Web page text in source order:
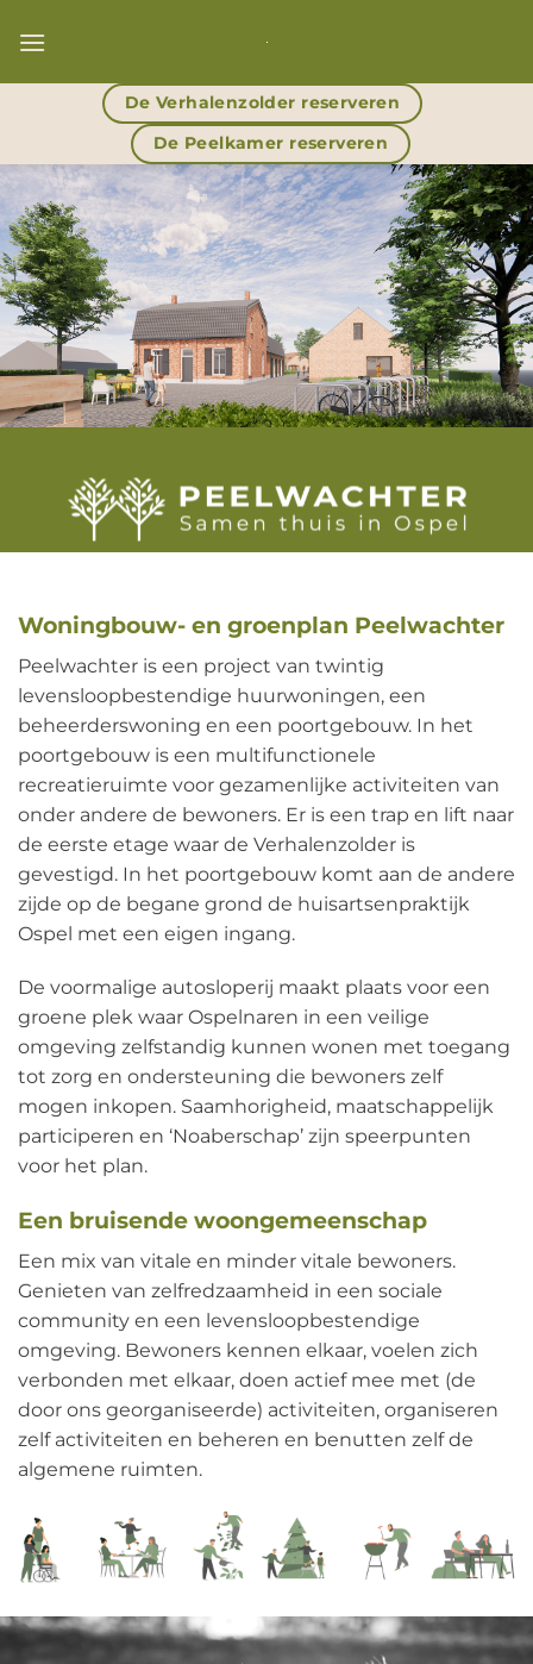
naar
De Verhalenzolder reserveren
De Peelkamer reserveren
Woningbouw- en groenplan Peelwachter
Peelwachter is een project van twintig
levensloopbestendige huurwoningen, een
beheerderswoning en een poortgebouw. In het
poortgebouw is een multifunctionele
recreatieruimte voor gezamenlijke activiteiten van
onder andere de bewoners. Er is een trap en lift naar
de eerste etage waar de Verhalenzolder is
gevestigd. In het poortgebouw komt aan de andere
zijde op de begane grond de huisartsenpraktijk
Ospel met een eigen ingang.
De voormalige autosloperij maakt plaats voor een
groene plek waar Ospelnaren in een veilige
omgeving zelfstandig kunnen wonen met toegang
tot zorg en ondersteuning die bewoners zelf
mogen inkopen. Saamhorigheid, maatschappelijk
participeren en ‘Noaberschap’ zijn speerpunten
voor het plan.
Een bruisende woongemeenschap
Een mix van vitale en minder vitale bewoners.
Genieten van zelfredzaamheid in een sociale
community en een levensloopbestendige
omgeving. Bewoners kennen elkaar, voelen zich
verbonden met elkaar, doen actief mee met (de
door ons georganiseerde) activiteiten, organiseren
zelf activiteiten en beheren en benutten zelf de
algemene ruimten.